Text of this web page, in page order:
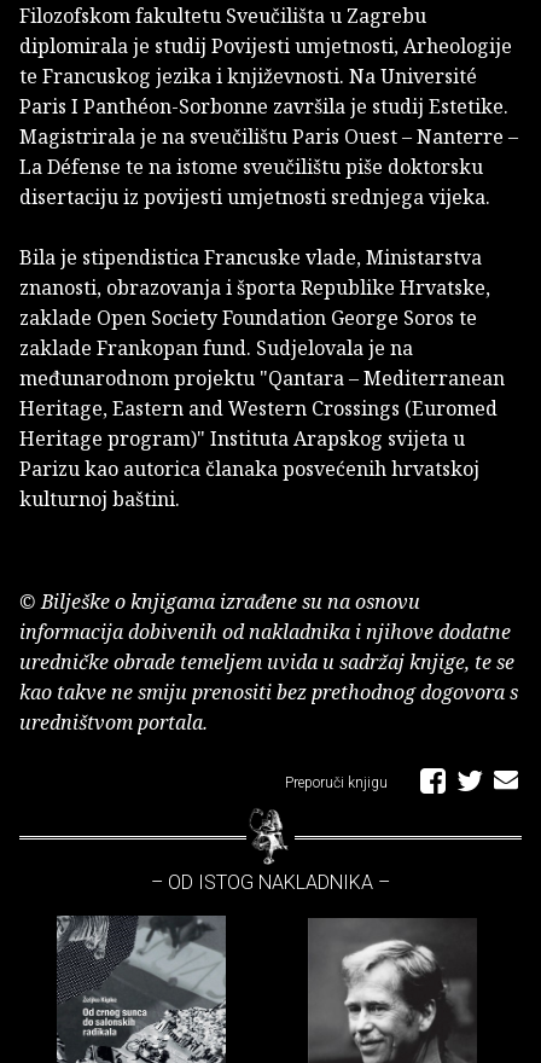
Filozofskom fakultetu Sveučilišta u Zagrebu
diplomirala je studij Povijesti umjetnosti, Arheologije
te Francuskog jezika i književnosti. Na Université
Paris I Panthéon-Sorbonne završila je studij Estetike.
Magistrirala je na sveučilištu Paris Ouest – Nanterre –
La Défense te na istome sveučilištu piše doktorsku
disertaciju iz povijesti umjetnosti srednjega vijeka.
Bila je stipendistica Francuske vlade, Ministarstva
znanosti, obrazovanja i športa Republike Hrvatske,
zaklade Open Society Foundation George Soros te
zaklade Frankopan fund. Sudjelovala je na
međunarodnom projektu "Qantara – Mediterranean
Heritage, Eastern and Western Crossings (Euromed
Heritage program)" Instituta Arapskog svijeta u
Parizu kao autorica članaka posvećenih hrvatskoj
kulturnoj baštini.
© Bilješke o knjigama izrađene su na osnovu
informacija dobivenih od nakladnika i njihove dodatne
uredničke obrade temeljem uvida u sadržaj knjige, te se
kao takve ne smiju prenositi bez prethodnog dogovora s
uredništvom portala.
Preporuči knjigu
– OD ISTOG NAKLADNIKA –